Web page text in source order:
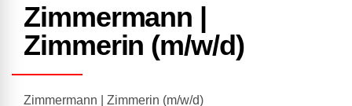
Zimmermann |
Zimmerin (m/w/d)
Zimmermann | Zimmerin (m/w/d)